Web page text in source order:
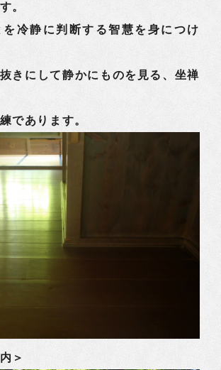
。
冷静に判断する智慧を身につけ
きにして静かにものを見る、坐禅
であります。
＞